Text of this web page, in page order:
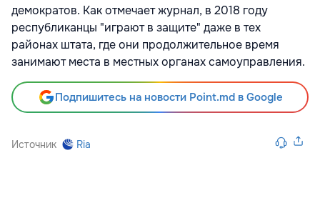
демократов. Как отмечает журнал, в 2018 году
республиканцы "играют в защите" даже в тех
районах штата, где они продолжительное время
занимают места в местных органах самоуправления.
Подпишитесь на новости Point.md в Google
Источник Ria